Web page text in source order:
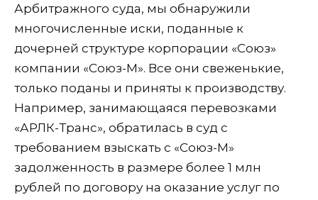
Арбитражного суда, мы обнаружили
многочисленные иски, поданные к
дочерней структуре корпорации «Союз»
компании «Союз-М». Все они свеженькие,
только поданы и приняты к производству.
Например, занимающаяся перевозками
«АРЛК-Транс», обратилась в суд с
требованием взыскать с «Союз-М»
задолженность в размере более 1 млн
рублей по договору на оказание услуг по